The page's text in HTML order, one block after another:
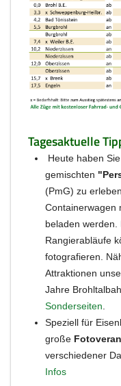
Tagesaktuelle
Heute haben
gemischten
(PmG) zu
Containerwagen
beladen werden.
Rangierabläufe
fotografieren.
Attraktionen
Jahre
Sonderseiten
Speziell für
große
verschiedener
Infos